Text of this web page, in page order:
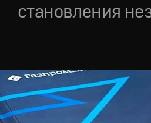
становления